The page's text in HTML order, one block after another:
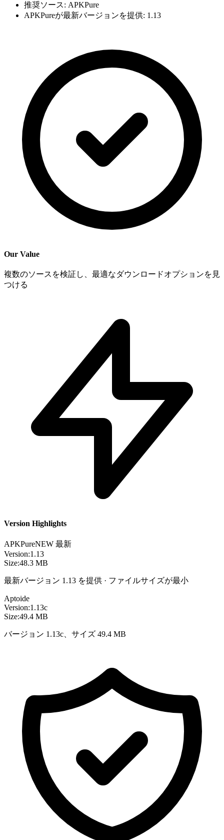
推奨ソース: APKPure
APKPureが最新バージョンを提供: 1.13
Our Value
複数のソースを検証し、最適なダウンロードオプションを見
つける
Version Highlights
APKPureNEW 最新
Version:1.13
Size:48.3 MB
最新バージョン 1.13 を提供 · ファイルサイズが最小
Aptoide
Version:1.13c
Size:49.4 MB
バージョン 1.13c、サイズ 49.4 MB